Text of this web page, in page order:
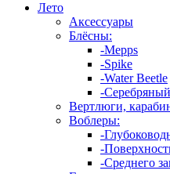
Лето
Аксессуары
Блёсны:
-Mepps
-Spike
-Water Beetle
-
Вертлюги,
Воблеры:
-
-
-Среднего